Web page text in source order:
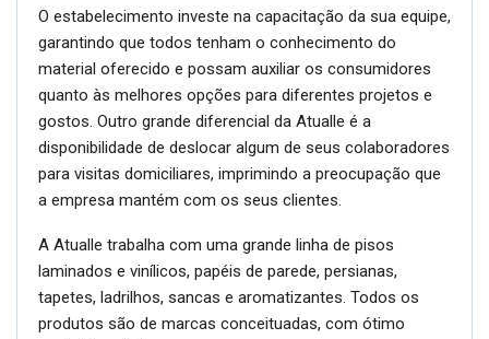
O estabelecimento investe na capacitação da sua equipe,
garantindo que todos tenham o conhecimento do
material oferecido e possam auxiliar os consumidores
quanto às melhores opções para diferentes projetos e
gostos. Outro grande diferencial da Atualle é a
disponibilidade de deslocar algum de seus colaboradores
para visitas domiciliares, imprimindo a preocupação que
a empresa mantém com os seus clientes.
A Atualle trabalha com uma grande linha de pisos
laminados e vinílicos, papéis de parede, persianas,
tapetes, ladrilhos, sancas e aromatizantes. Todos os
produtos são de marcas conceituadas, com ótimo